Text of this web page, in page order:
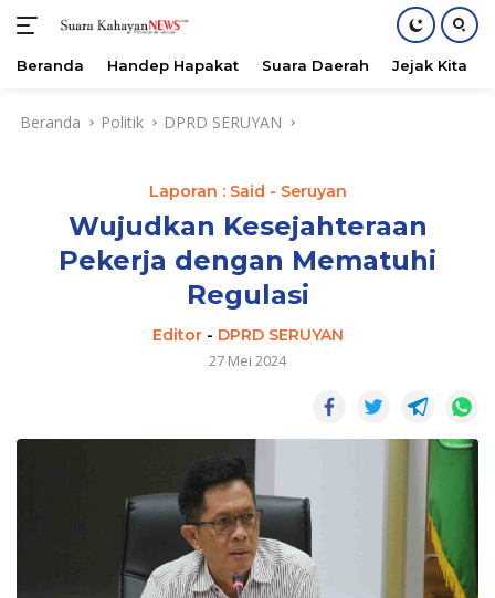
Beranda Handep Hapakat Suara Daerah Jejak Kita
Beranda Politik DPRD SERUYAN
Laporan : Said - Seruyan
Wujudkan Kesejahteraan
Pekerja dengan Mematuhi
Regulasi
Editor- DPRD SERUYAN
27 Mei 2024